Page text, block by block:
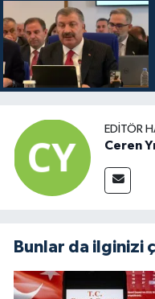
EDITÖR
Ceren
Bunlar da ilginizi